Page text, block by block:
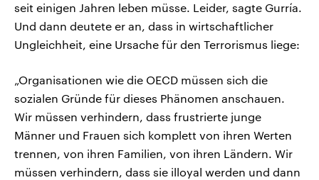
seit einigen Jahren leben müsse. Leider, sagte Gurría.
Und dann deutete er an, dass in wirtschaftlicher
Ungleichheit, eine Ursache für den Terrorismus liege:
„Organisationen wie die OECD müssen sich die
sozialen Gründe für dieses Phänomen anschauen.
Wir müssen verhindern, dass frustrierte junge
Männer und Frauen sich komplett von ihren Werten
trennen, von ihren Familien, von ihren Ländern. Wir
müssen verhindern, dass sie illoyal werden und dann